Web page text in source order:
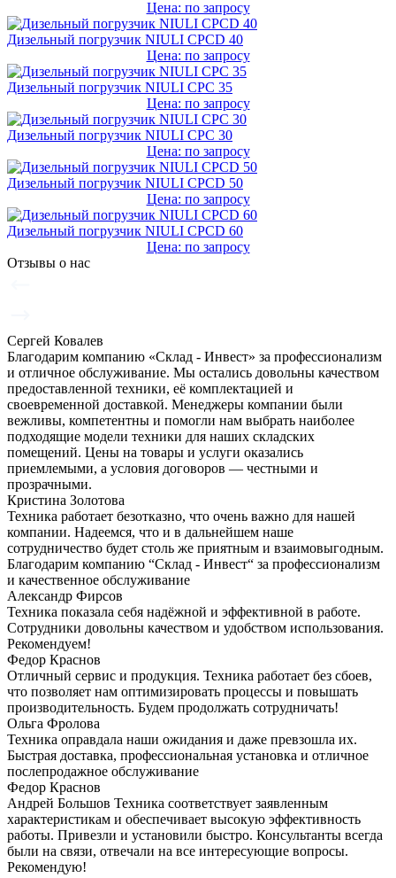
Цена: по запросу
Дизельный погрузчик NIULI CPCD 40
Цена: по запросу
Дизельный погрузчик NIULI CPC 35
Цена: по запросу
Дизельный погрузчик NIULI CPC 30
Цена: по запросу
Дизельный погрузчик NIULI CPCD 50
Цена: по запросу
Дизельный погрузчик NIULI CPCD 60
Цена: по запросу
Отзывы о нас
Сергей Ковалев
Благодарим компанию «Склад - Инвест» за профессионализм
и отличное обслуживание. Мы остались довольны качеством
предоставленной техники, её комплектацией и
своевременной доставкой. Менеджеры компании были
вежливы, компетентны и помогли нам выбрать наиболее
подходящие модели техники для наших складских
помещений. Цены на товары и услуги оказались
приемлемыми, а условия договоров — честными и
прозрачными.
Кристина Золотова
Техника работает безотказно, что очень важно для нашей
компании. Надеемся, что и в дальнейшем наше
сотрудничество будет столь же приятным и взаимовыгодным.
Благодарим компанию “Склад - Инвест“ за профессионализм
и качественное обслуживание
Александр Фирсов
Техника показала себя надёжной и эффективной в работе.
Сотрудники довольны качеством и удобством использования.
Рекомендуем!
Федор Краснов
Отличный сервис и продукция. Техника работает без сбоев,
что позволяет нам оптимизировать процессы и повышать
производительность. Будем продолжать сотрудничать!
Ольга Фролова
Техника оправдала наши ожидания и даже превзошла их.
Быстрая доставка, профессиональная установка и отличное
послепродажное обслуживание
Федор Краснов
Андрей Большов Техника соответствует заявленным
характеристикам и обеспечивает высокую эффективность
работы. Привезли и установили быстро. Консультанты всегда
были на связи, отвечали на все интересующие вопросы.
Рекомендую!